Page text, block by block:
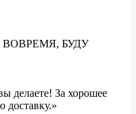
БУДУ
делаете! За хорошее